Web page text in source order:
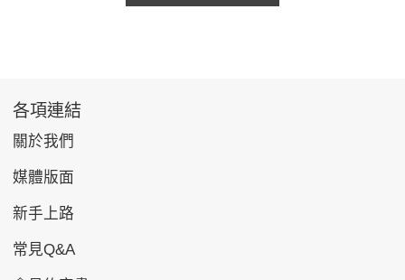
各項連結
關於我們
媒體版面
新手上路
常見Q&A